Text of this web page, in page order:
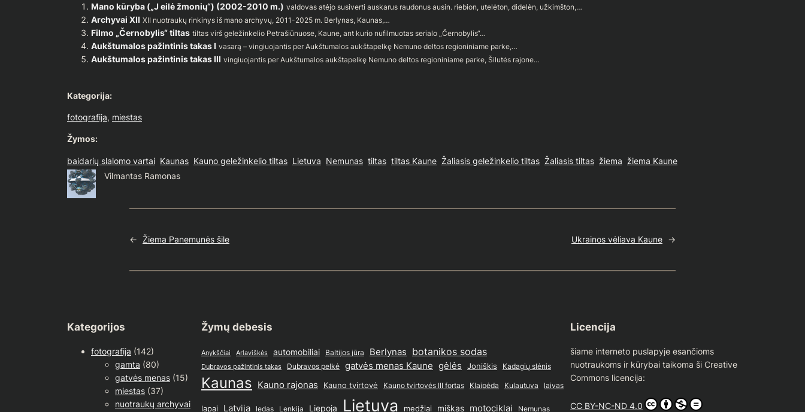
Mano kūryba („J eilė žmonių“) (2002-2010 m.) valdovas atėjo susiverti auskarus raudonus ausin. riebion, utelėton, didelėn, užkimšton,…
Archyvai XII XII nuotraukų rinkinys iš mano archyvų, 2011-2025 m. Berlynas, Kaunas,…
Filmo „Černobylis“ tiltas tiltas virš geležinkelio Petrašiūnuose, Kaune, ant kurio nufilmuotas serialo „Černobylis“…
Aukštumalos pažintinis takas I vasarą – vingiuojantis per Aukštumalos aukštapelkę Nemuno deltos regioniniame parke,…
Aukštumalos pažintinis takas III vingiuojantis per Aukštumalos aukštapelkę Nemuno deltos regioniniame parke, Šilutės rajone…
Kategorija:
fotografija, miestas
Žymos:
baidarių slalomo vartai Kaunas Kauno geležinkelio tiltas Lietuva Nemunas tiltas tiltas Kaune Žaliasis geležinkelio tiltas Žaliasis tiltas žiema žiema Kaune
Vilmantas Ramonas
← Žiema Panemunės šile Ukrainos vėliava Kaune →
Kategorijos
fotografija (142)
gamta (80)
gatvės menas (15)
miestas (37)
nuotraukų archyvai
Žymų debesis
Anykščiai Arlaviškės automobiliai Baltijos jūra Berlynas botanikos sodas
Dubravos pažintinis takas Dubravos pelkė gatvės menas Kaune gėlės Joniškis Kadagių slėnis
Kaunas Kauno rajonas Kauno tvirtovė Kauno tvirtovės III fortas Klaipėda Kulautuva laivas
lapai Latvija ledas Lenkija Liepoja Lietuva medžiai miškas motociklai Nemunas
Licencija
šiame interneto puslapyje esančioms
nuotraukoms ir kūrybai taikoma ši Creative
Commons licencija:
CC BY-NC-ND 4.0